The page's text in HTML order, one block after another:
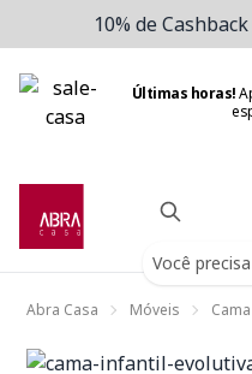
10% de
Últimas horas!
Você
Abra Casa Móveis Cama